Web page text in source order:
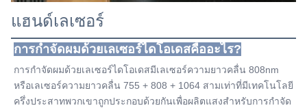
แฮนด์เลเซอร์
การกําจัดผมด้วยเลเซอร์ไดโอเดสคืออะไร?
การกําจัดผมด้วยเลเซอร์ไดโอเดสมีเลเซอร์ความยาวคลื่น 808nm
หรือเลเซอร์ความยาวคลื่น 755 + 808 + 1064 สามเท่าที่มีเทคโนโลยี
ครึ่งประสาทพวกเขาถูกประกอบด้วยกันเพื่อผลิตแสงสําหรับการกําจัด